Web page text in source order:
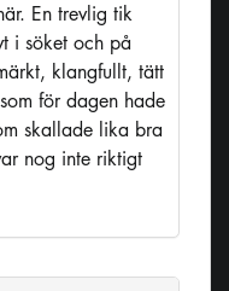
En trevlig tik
i söket och på
klangfullt, tätt
för dagen hade
skallade lika bra
nog inte riktigt